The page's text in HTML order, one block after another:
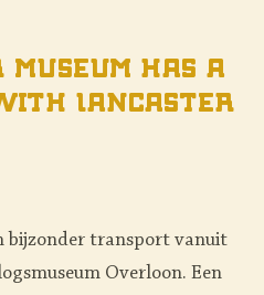
has a
Lancaster
bijzonder transport vanuit
Overloon. Een